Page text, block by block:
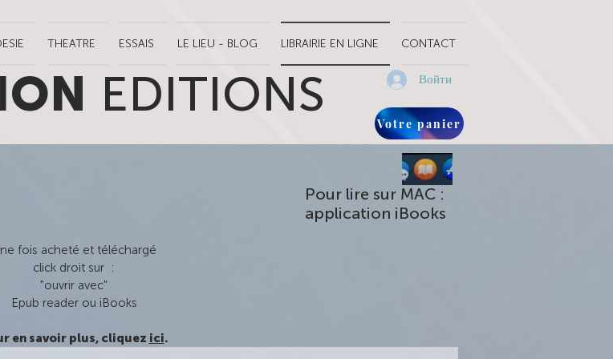
THEATRE ESSAIS LE LIEU - BLOG LIBRAIRIE EN LIGNE CONTACT
EDITIONS Войти
Votre panier
Pour lire sur MAC :
application iBooks
fois acheté et téléchargé
click droit sur :
"ouvrir avec"
Epub reader ou iBooks
en savoir plus, cliquez ici.